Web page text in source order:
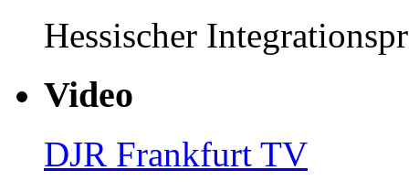
Hessischer
Video
DJR Frankfurt TV